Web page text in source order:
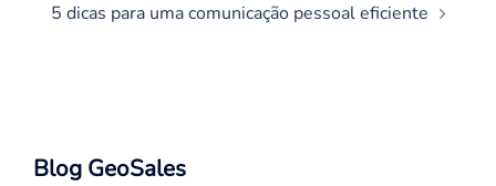
5 dicas para uma comunicação pessoal eficiente
Blog GeoSales